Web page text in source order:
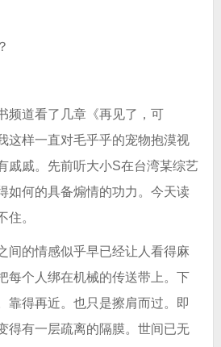
频道看了几章《再见了，可
这样一直对毛乎乎的宠物抱漠视
戚戚。先前听大小S在台湾某综艺
如何的具备煽情的功力。今天读
住。
间的情感似乎早已经让人看得麻
每个人绑在机械的传送带上。下
靠得再近。也只是擦肩而过。即
得有一层疏离的隔膜。世间已无